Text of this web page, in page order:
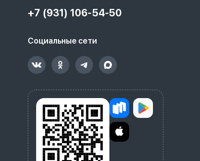
+7 (931) 106-54-50
Социальные сети